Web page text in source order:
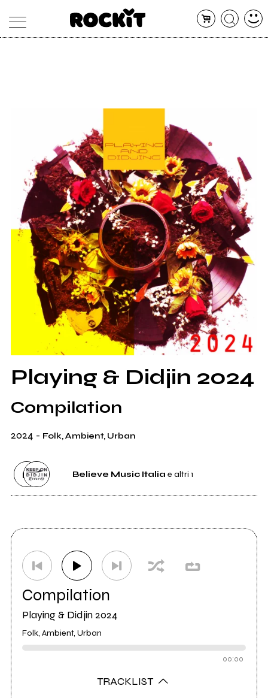
CONCERTI
RADIO
Playing & Didjin 2024
Compilation
2024 - Folk, Ambient, Urban
Believe Music Italia e altri 1
Compilation
Playing & Didjin 2024
Folk, Ambient, Urban
00:00
TRACKLIST